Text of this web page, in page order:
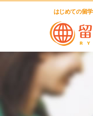
はじめての留